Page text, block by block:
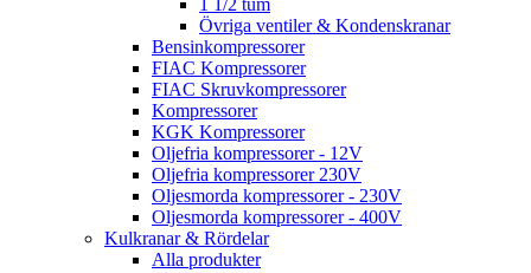
1 1/2 tum
Övriga ventiler & Kondenskranar
Bensinkompressorer
FIAC Kompressorer
FIAC Skruvkompressorer
Kompressorer
KGK Kompressorer
Oljefria kompressorer - 12V
Oljefria kompressorer 230V
Oljesmorda kompressorer - 230V
Oljesmorda kompressorer - 400V
Kulkranar & Rördelar
Alla produkter